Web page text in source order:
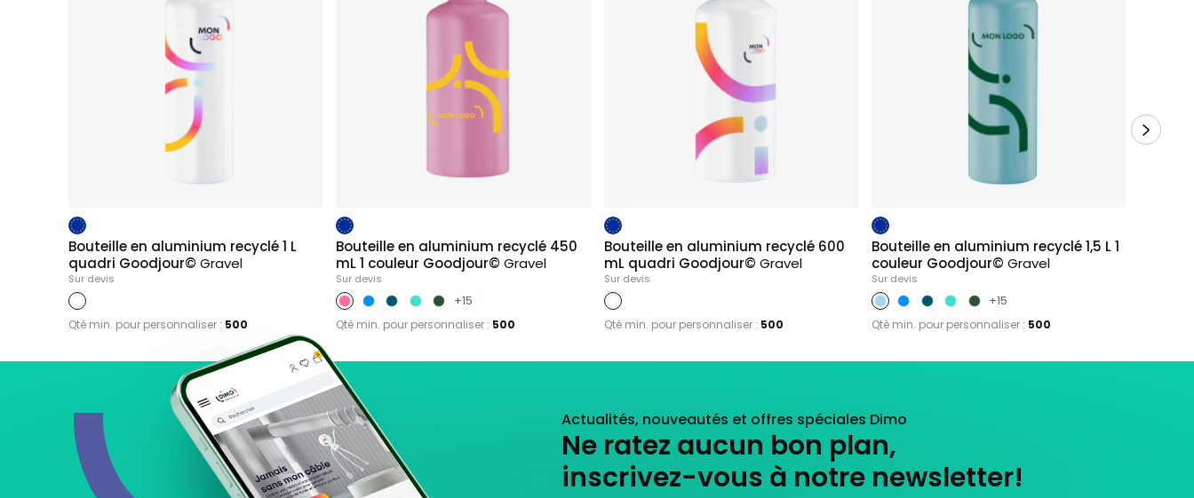
Bouteille en aluminium recyclé 1 L
quadri Goodjour© Gravel
Sur devis
Qté min. pour personnaliser : 500
Bouteille en aluminium recyclé 450
mL 1 couleur Goodjour©Gravel
Sur devis
+15
Qté min. pour personnaliser : 500
Bouteille en aluminium recyclé 600
mL quadri Goodjour© Gravel
Sur devis
Qté min. pour personnaliser : 500
Bouteille en aluminium recyclé 1,5 L 1
couleur Goodjour© Gravel
Sur devis
+15
Qté min. pour personnaliser : 500
Actualités, nouveautés et offres spéciales Dimo
Ne ratez aucun bon plan,
inscrivez-vous à notre newsletter!